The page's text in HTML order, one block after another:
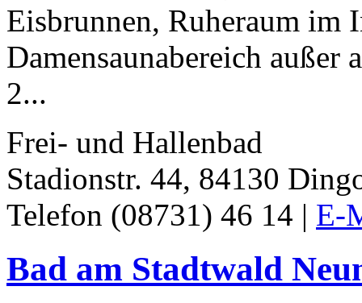
Eisbrunnen, Ruheraum im
Damensaunabereich außer
2...
Frei- und Hallenbad
Stadionstr. 44, 84130
Telefon (08731) 46 14 | E-
Bad am Stadtwald